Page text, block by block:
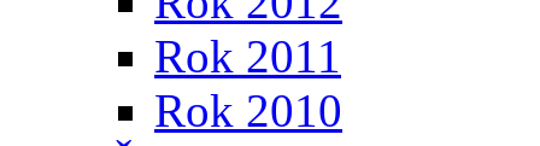
Rok 2011
Rok 2010